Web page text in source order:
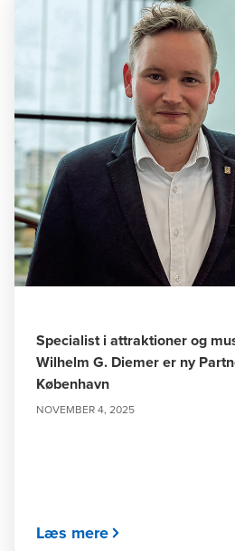
Specialist i attraktioner og
Wilhelm G. Diemer er ny
København
NOVEMBER 4, 2025
Læs mere